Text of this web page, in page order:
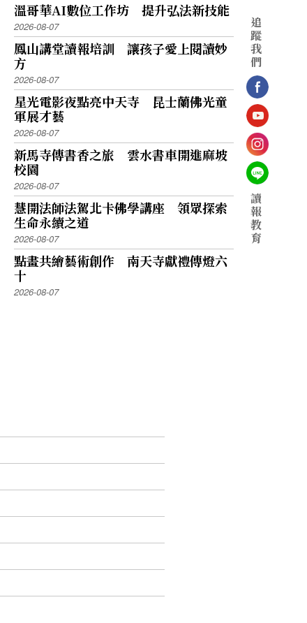
溫哥華AI數位工作坊 提升弘法新技能
2026-08-07
鳳山講堂讀報培訓 讓孩子愛上閱讀妙
方
2026-08-07
星光電影夜點亮中天寺 昆士蘭佛光童
軍展才藝
2026-08-07
新馬寺傳書香之旅 雲水書車開進麻坡
校園
2026-08-07
慧開法師法駕北卡佛學講座 領眾探索
生命永續之道
2026-08-07
點畫共繪藝術創作 南天寺獻禮傳燈六
十
2026-08-07
追
蹤
我
們
讀
報
教
育